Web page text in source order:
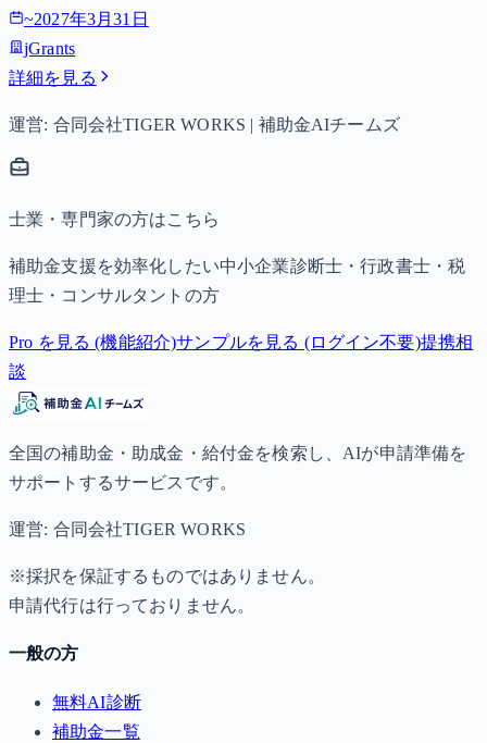
~2027年3月31日
jGrants
詳細を見る
運営: 合同会社TIGER WORKS | 補助金AIチームズ
士業・専門家の方はこちら
補助金支援を効率化したい中小企業診断士・行政書士・税
理士・コンサルタントの方
Pro を見る (機能紹介)サンプルを見る (ログイン不要)提携相
談
全国の補助金・助成金・給付金を検索し、AIが申請準備を
サポートするサービスです。
運営: 合同会社TIGER WORKS
※採択を保証するものではありません。
申請代行は行っておりません。
一般の方
無料AI診断
補助金一覧